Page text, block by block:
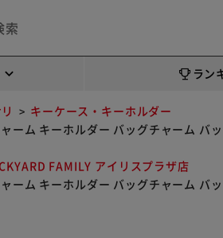
ラン
キーケース・キーホルダー
ーム キーホルダー バッグチャーム
FAMILY アイリスプラザ店
ーム キーホルダー バッグチャーム